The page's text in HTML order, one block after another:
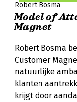
Robert Bosma
Model of
Magnet
Robert Bosma
Customer
natuurlijke
klanten
krijgt door